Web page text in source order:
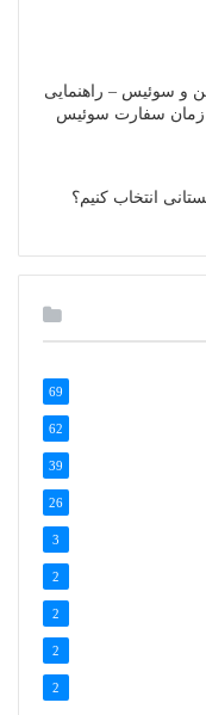
و سوئیس – راهنمایی
زمان سفارت سوئیس
انتخاب کنیم؟
69
62
39
26
3
2
2
2
2